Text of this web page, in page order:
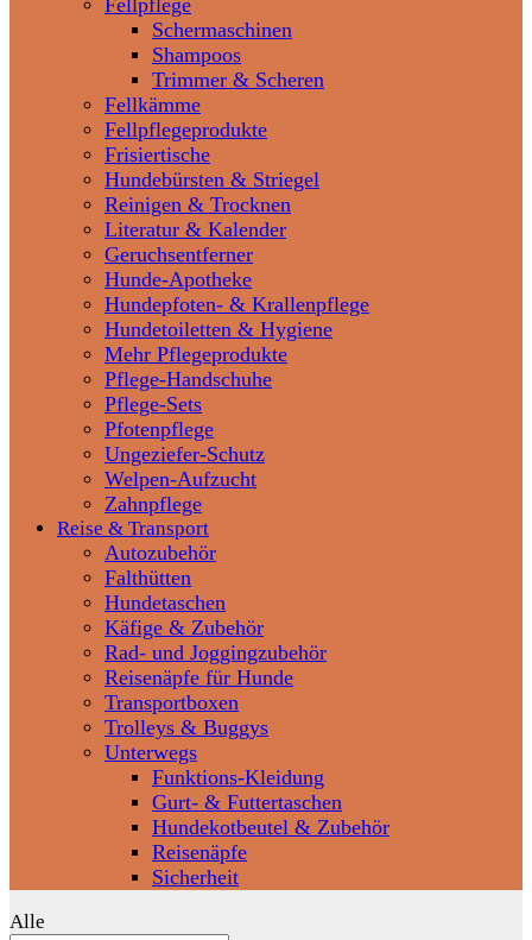
Fellpflege
Schermaschinen
Shampoos
Trimmer & Scheren
Fellkämme
Fellpflegeprodukte
Frisiertische
Hundebürsten & Striegel
Reinigen & Trocknen
Literatur & Kalender
Geruchsentferner
Hunde-Apotheke
Hundepfoten- & Krallenpflege
Hundetoiletten & Hygiene
Mehr Pflegeprodukte
Pflege-Handschuhe
Pflege-Sets
Pfotenpflege
Ungeziefer-Schutz
Welpen-Aufzucht
Zahnpflege
Reise & Transport
Autozubehör
Falthütten
Hundetaschen
Käfige & Zubehör
Rad- und Joggingzubehör
Reisenäpfe für Hunde
Transportboxen
Trolleys & Buggys
Unterwegs
Funktions-Kleidung
Gurt- & Futtertaschen
Hundekotbeutel & Zubehör
Reisenäpfe
Sicherheit
Alle